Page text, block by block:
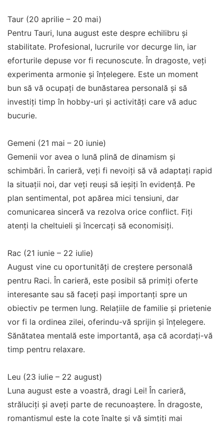
Taur (20 aprilie – 20 mai)
Pentru Tauri, luna august este despre echilibru și
stabilitate. Profesional, lucrurile vor decurge lin, iar
eforturile depuse vor fi recunoscute. În dragoste, veți
experimenta armonie și înțelegere. Este un moment
bun să vă ocupați de bunăstarea personală și să
investiți timp în hobby-uri și activități care vă aduc
bucurie.
Gemeni (21 mai – 20 iunie)
Gemenii vor avea o lună plină de dinamism și
schimbări. În carieră, veți fi nevoiți să vă adaptați rapid
la situații noi, dar veți reuși să ieșiți în evidență. Pe
plan sentimental, pot apărea mici tensiuni, dar
comunicarea sinceră va rezolva orice conflict. Fiți
atenți la cheltuieli și încercați să economisiți.
Rac (21 iunie – 22 iulie)
August vine cu oportunități de creștere personală
pentru Raci. În carieră, este posibil să primiți oferte
interesante sau să faceți pași importanți spre un
obiectiv pe termen lung. Relațiile de familie și prietenie
vor fi la ordinea zilei, oferindu-vă sprijin și înțelegere.
Sănătatea mentală este importantă, așa că acordați-vă
timp pentru relaxare.
Leu (23 iulie – 22 august)
Luna august este a voastră, dragi Lei! În carieră,
străluciți și aveți parte de recunoaștere. În dragoste,
romantismul este la cote înalte și vă simțiți mai